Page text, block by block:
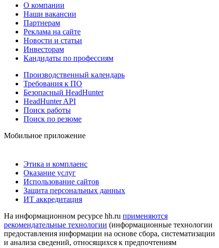
О компании
Наши вакансии
Партнерам
Реклама на сайте
Новости и статьи
Инвесторам
Кандидаты по профессиям
Производственный календарь
Требования к ПО
Безопасный HeadHunter
HeadHunter API
Поиск работы
Поиск по резюме
Мобильное приложение
Этика и комплаенс
Оказание услуг
Использование сайтов
Защита персональных данных
ИТ аккредитация
На информационном ресурсе hh.ru применяются
рекомендательные технологии (информационные технологии
предоставления информации на основе сбора, систематизации
и анализа сведений, относящихся к предпочтениям